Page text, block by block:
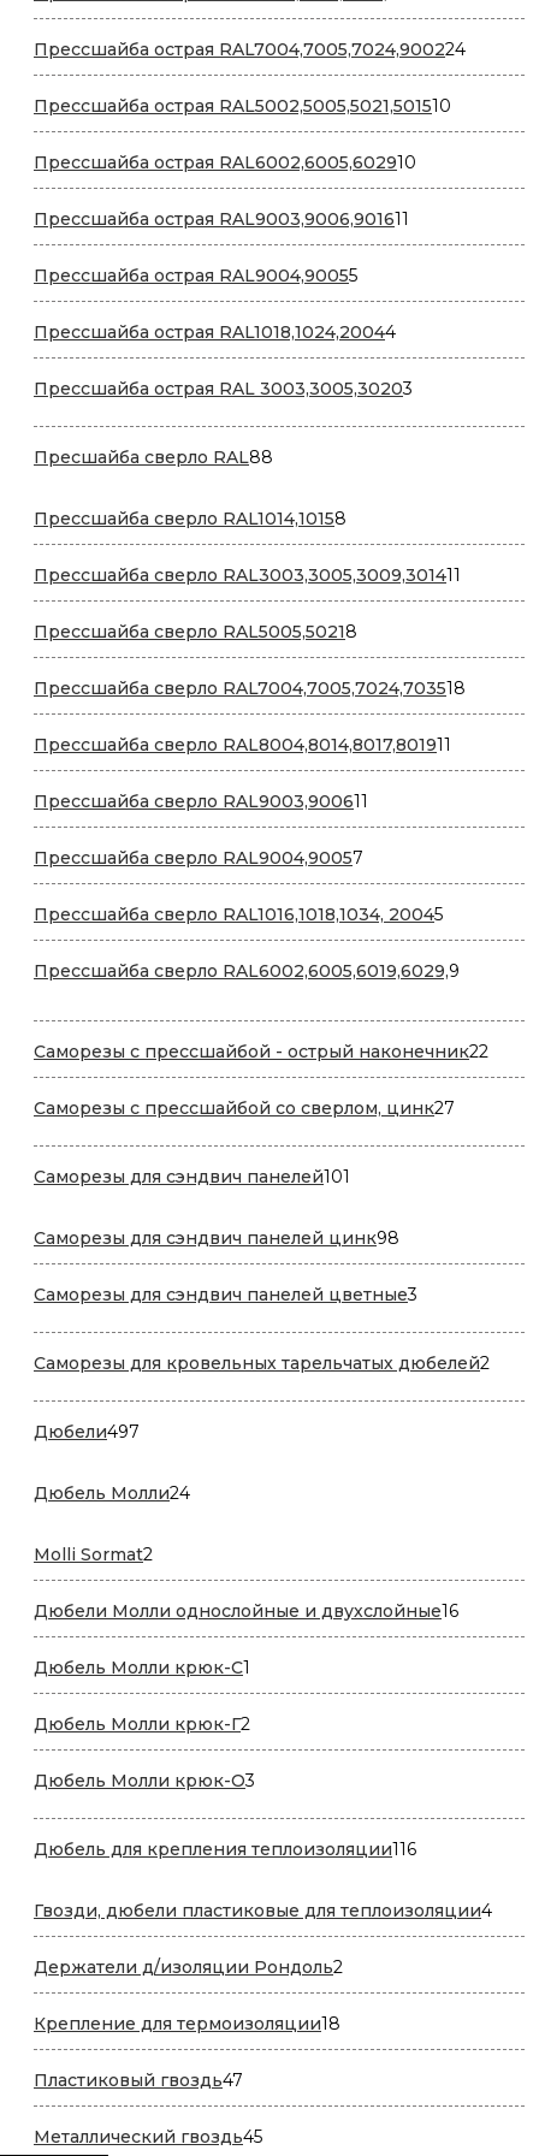
товаров
Прессшайба острая RAL7004,7005,7024,90022424
товара
Прессшайба острая RAL5002,5005,5021,501510
товаров
Прессшайба острая RAL6002,6005,602910
товаров
Прессшайба острая RAL9003,9006,901611
товаров
Прессшайба острая RAL9004,900555
товаров
Прессшайба острая RAL1018,1024,200444
товара
Прессшайба острая RAL 3003,3005,30203
Пресшайба сверло RAL88
Прессшайба сверло RAL1014,10158
товаров
Прессшайба сверло RAL3003,3005,3009,301411
товаров
Прессшайба сверло RAL5005,50218
товаров
Прессшайба сверло RAL7004,7005,7024,703518
товаров
Прессшайба сверло RAL8004,8014,8017,801911
товаров
Прессшайба сверло RAL9003,900611
товаров
Прессшайба сверло RAL9004,90057
товаров
Прессшайба сверло RAL1016,1018,1034, 200455
товаров
Прессшайба сверло RAL6002,6005,6019,6029,9
Саморезы с прессшайбой - острый наконечник22
Саморезы с прессшайбой со сверлом, цинк27
Саморезы для сэндвич панелей101
Саморезы для сэндвич панелей цинк98
товаров
Саморезы для сэндвич панелей цветные3
Саморезы для кровельных тарельчатых дюбелей2
Дюбели497
Дюбель Молли2424
Molli Sormat2
товара
Дюбели Молли однослойные и двухслойные1616
товаров
Дюбель Молли крюк-C1
товар
Дюбель Молли крюк-Г2
товара
Дюбель Молли крюк-О3
Дюбель для крепления теплоизоляции116116
Гвозди, дюбели пластиковые для теплоизоляции44
Держатели д/изоляции Рондоль2
товара
Крепление для термоизоляции18
товаров
Пластиковый гвоздь47
товаров
Металлический гвоздь4545